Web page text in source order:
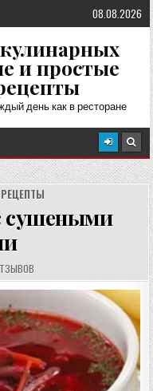
08.08.2026
и простые
день как в ресторане
сушеными